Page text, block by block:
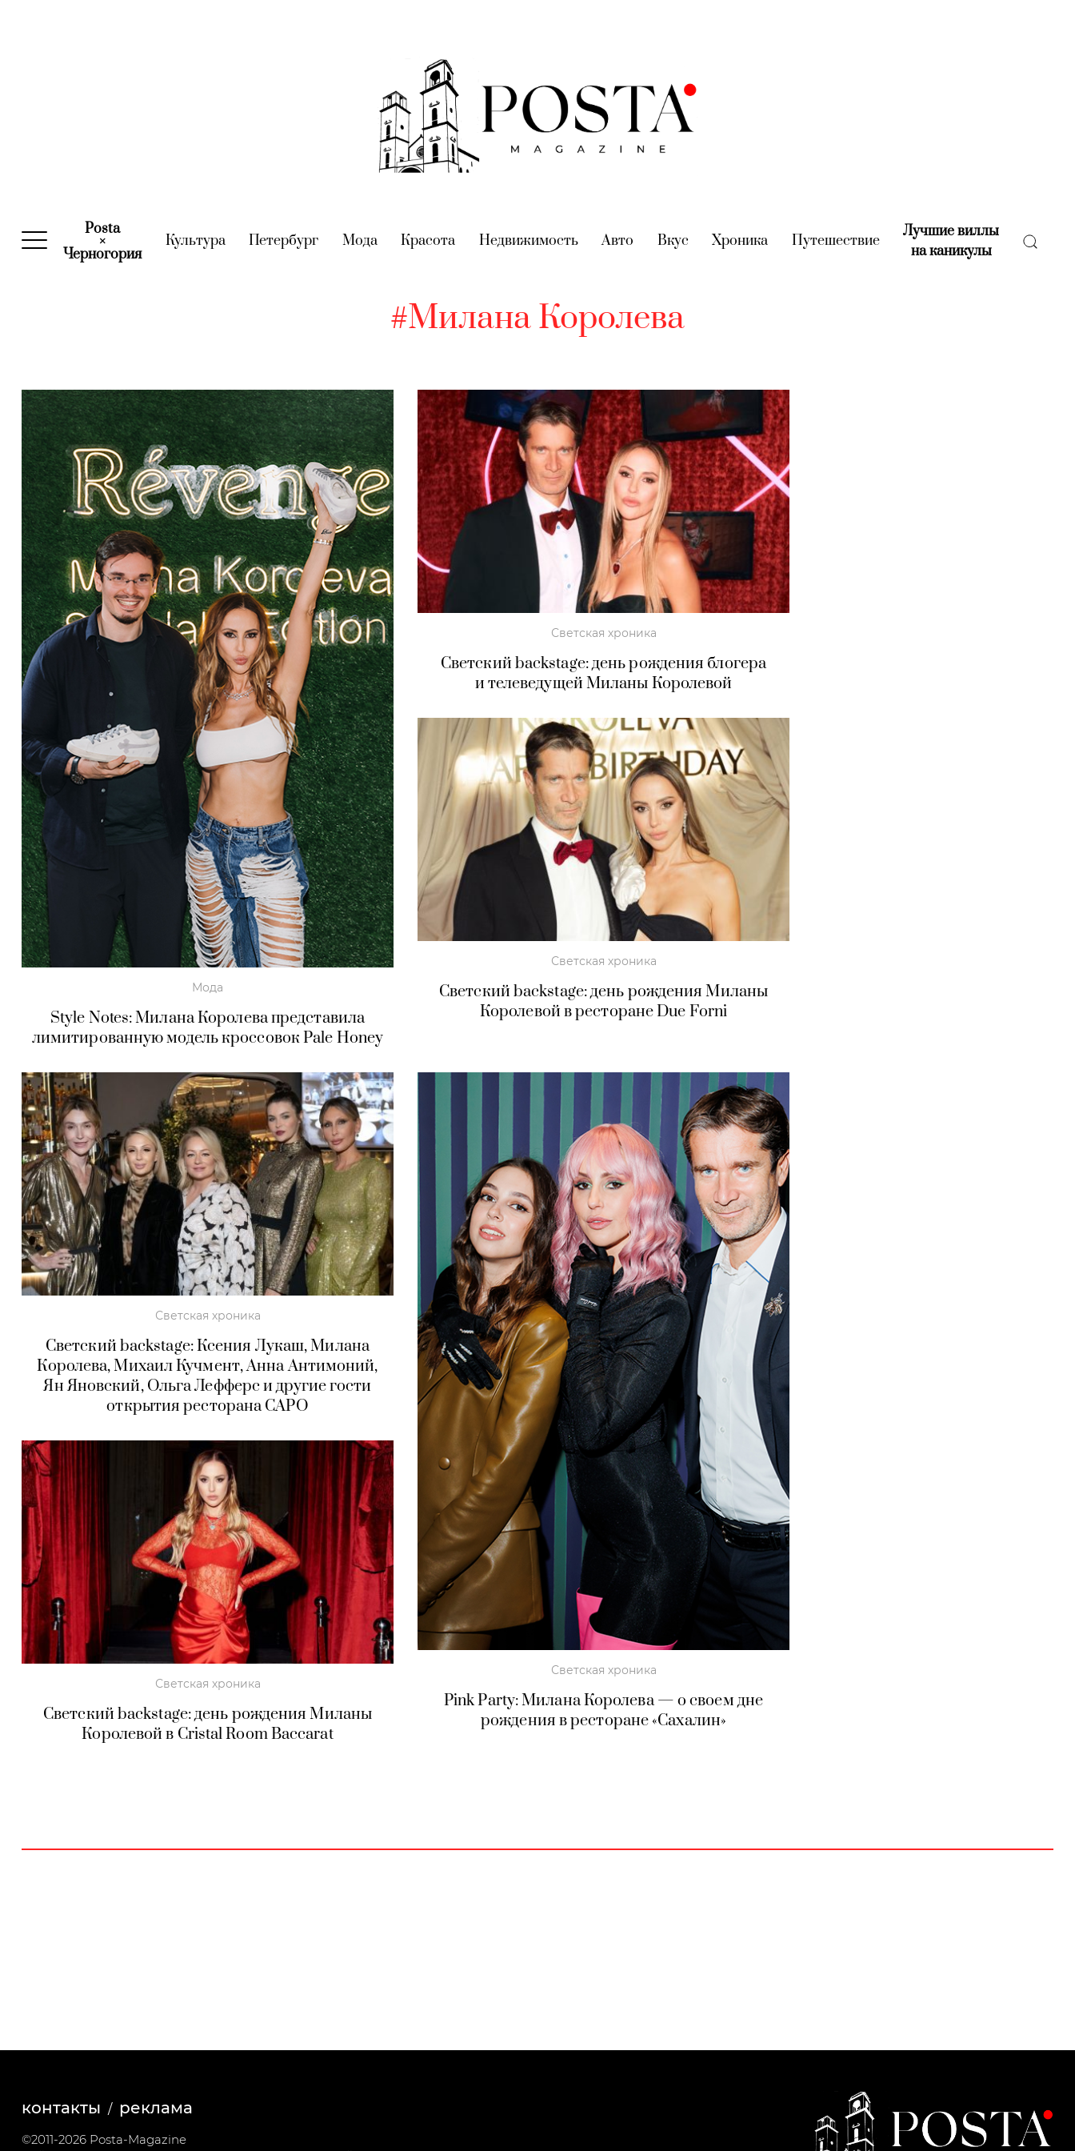
Posta
×
Черногория(current)
Культура(current)
Петербург (current)
Мода(current)
Красота (current)
Недвижимость(current)
Авто (current)
Вкус (current)
Хроника (current)
Путешествие(current)
Лучшие виллы
на каникулы(current)
#Милана Королева
Мода
Style Notes: Милана Королева представила
лимитированную модель кроссовок Pale Honey
Светская хроника
Светский backstage: день рождения блогера
и телеведущей Миланы Королевой
Светская хроника
Светский backstage: день рождения Миланы
Королевой в ресторане Due Forni
Светская хроника
Светский backstage: Ксения Лукаш, Милана
Королева, Михаил Кучмент, Анна Антимоний,
Ян Яновский, Ольга Лефферс и другие гости
открытия ресторана CAPO
Светская хроника
Светский backstage: день рождения Миланы
Королевой в Cristal Room Baccarat
Светская хроника
Pink Party: Милана Королева — о своем дне
рождения в ресторане «Сахалин»
контакты реклама
©2011-2026 Posta-Magazine